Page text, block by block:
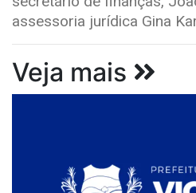
assessoria jurídica Gina
Veja mais